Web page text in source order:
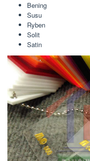
Bening
Susu
Ryben
Solit
Satin